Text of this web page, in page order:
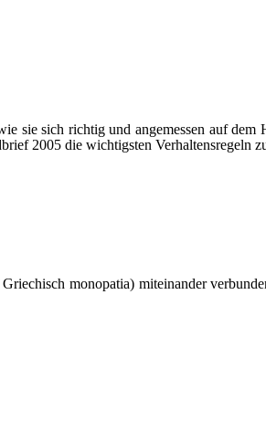
sie sich richtig und angemessen auf
2005 die wichtigsten Verhaltensregeln
monopatia) mit­ein­ander